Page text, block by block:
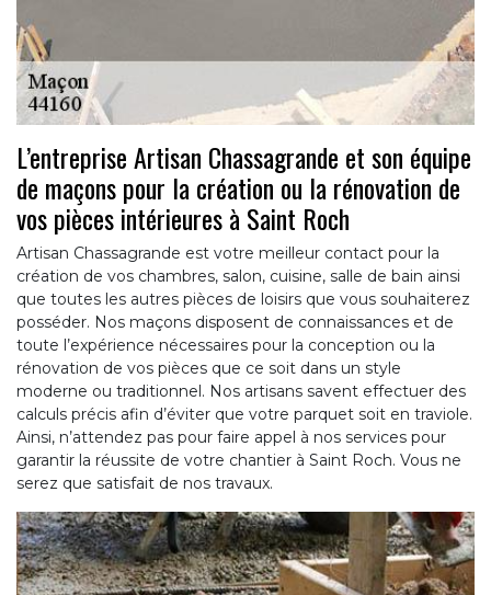
L’entreprise Artisan Chassagrande et son équipe
de maçons pour la création ou la rénovation de
vos pièces intérieures à Saint Roch
Artisan Chassagrande est votre meilleur contact pour la
création de vos chambres, salon, cuisine, salle de bain ainsi
que toutes les autres pièces de loisirs que vous souhaiterez
posséder. Nos maçons disposent de connaissances et de
toute l’expérience nécessaires pour la conception ou la
rénovation de vos pièces que ce soit dans un style
moderne ou traditionnel. Nos artisans savent effectuer des
calculs précis afin d’éviter que votre parquet soit en traviole.
Ainsi, n’attendez pas pour faire appel à nos services pour
garantir la réussite de votre chantier à Saint Roch. Vous ne
serez que satisfait de nos travaux.